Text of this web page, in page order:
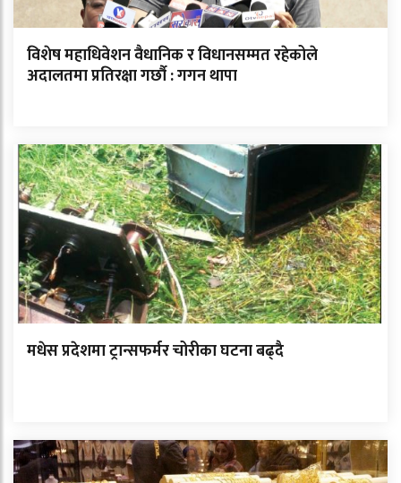
विशेष महाधिवेशन वैधानिक र विधानसम्मत रहेकोले
अदालतमा प्रतिरक्षा गर्छौ : गगन थापा
मधेस प्रदेशमा ट्रान्सफर्मर चोरीका घटना बढ्दै